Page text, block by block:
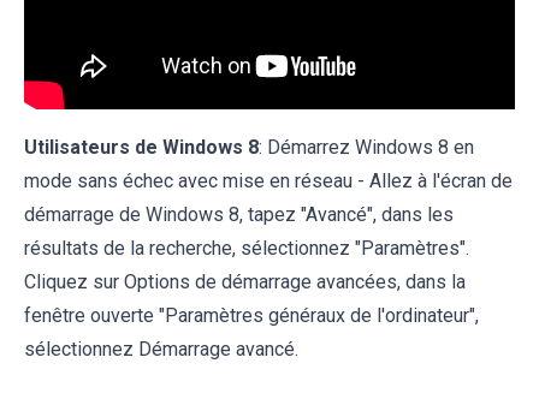
Utilisateurs de Windows 8: Démarrez Windows 8 en
mode sans échec avec mise en réseau - Allez à l'écran de
démarrage de Windows 8, tapez "Avancé", dans les
résultats de la recherche, sélectionnez "Paramètres".
Cliquez sur Options de démarrage avancées, dans la
fenêtre ouverte "Paramètres généraux de l'ordinateur",
sélectionnez Démarrage avancé.